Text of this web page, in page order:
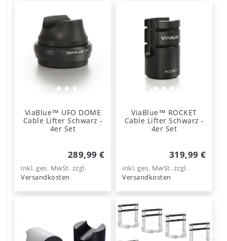
ViaBlue™ UFO DOME
Cable Lifter Schwarz -
4er Set
289,99 €
inkl. ges. MwSt. zzgl.
Versandkosten
ViaBlue™ ROCKET
Cable Lifter Schwarz -
4er Set
319,99 €
inkl. ges. MwSt. zzgl.
Versandkosten